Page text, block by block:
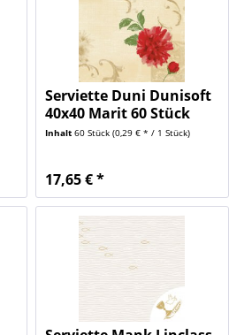
Serviette Duni Dunisoft
40x40 Marit 60 Stück
Inhalt 60 Stück (0,29 € * / 1 Stück)
17,65 € *